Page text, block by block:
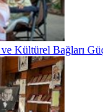
Kültürel Bağları